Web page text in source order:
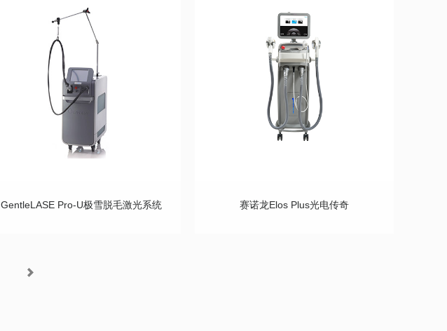
GentleLASE Pro-U极雪脱毛激光系统 赛诺龙elos Plus光电传奇